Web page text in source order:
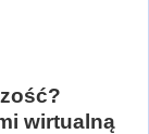
wirtualną